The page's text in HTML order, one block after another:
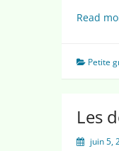
Read
Petite
Les
juin 5,